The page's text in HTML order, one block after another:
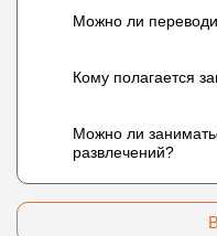
Можно ли
Кому полагается
Можно ли
развлечений?